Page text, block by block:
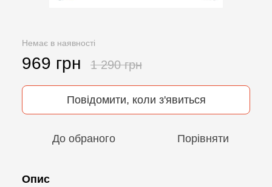
Немає в наявності
969 грн 1 290 грн
Повідомити, коли з'явиться
До обраного Порівняти
Опис